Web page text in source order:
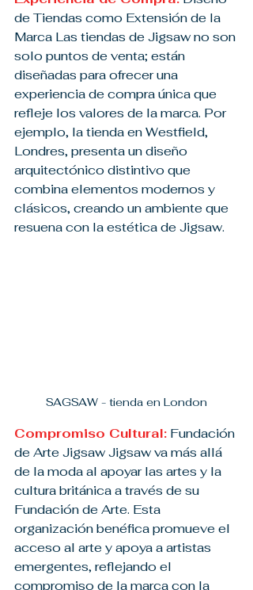
de Tiendas como Extensión de la
Marca Las tiendas de Jigsaw no son
solo puntos de venta; están
diseñadas para ofrecer una
experiencia de compra única que
refleje los valores de la marca. Por
ejemplo, la tienda en Westfield,
Londres, presenta un diseño
arquitectónico distintivo que
combina elementos modernos y
clásicos, creando un ambiente que
resuena con la estética de Jigsaw.
SAGSAW - tienda en London
Compromiso Cultural: Fundación
de Arte Jigsaw Jigsaw va más allá
de la moda al apoyar las artes y la
cultura británica a través de su
Fundación de Arte. Esta
organización benéfica promueve el
acceso al arte y apoya a artistas
emergentes, reflejando el
compromiso de la marca con la